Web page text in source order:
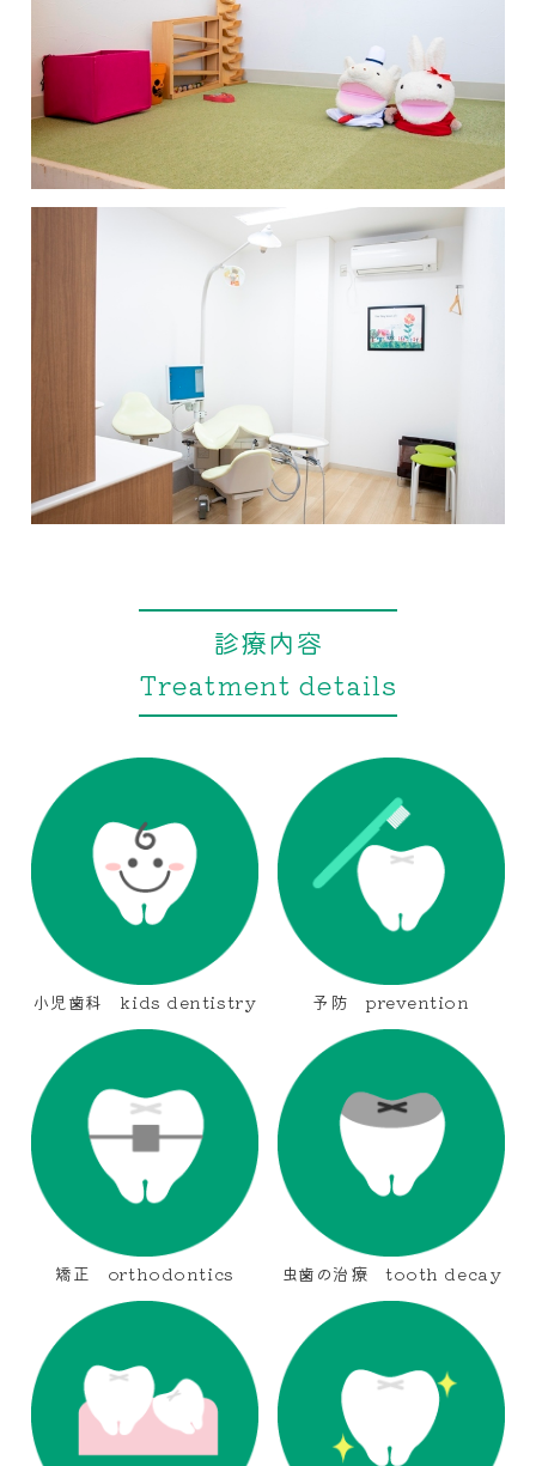
診療内容
Treatment details
小児歯科 kids dentistry 予防 prevention
矯正 orthodontics 虫歯の治療 tooth decay